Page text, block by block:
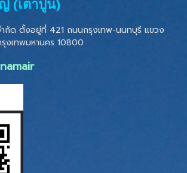
ำกัด ตั้งอยู่ที่ 421 ถนนกรุงเทพ-นนทบุรี แขวง
งเทพมหานคร 10800